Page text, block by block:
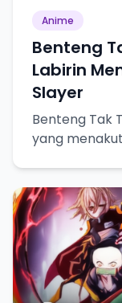
Anime
Benteng
Labirin
Slayer
Benteng Tak
yang